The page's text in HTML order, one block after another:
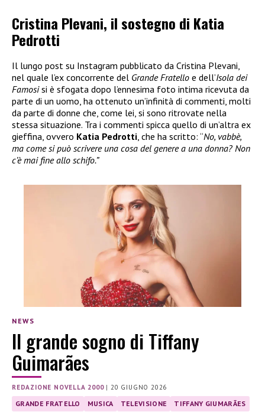
Cristina Plevani, il sostegno di Katia
Pedrotti
Il lungo post su Instagram pubblicato da Cristina Plevani,
nel quale l’ex concorrente del Grande Fratello e dell’Isola dei
Famosisi è sfogata dopo l’ennesima foto intima ricevuta da
parte di un uomo, ha ottenuto un’infinità di commenti, molti
da parte di donne che, come lei, si sono ritrovate nella
stessa situazione. Tra i commenti spicca quello di un’altra ex
gieffina, ovvero Katia Pedrotti, che ha scritto: “No, vabbè,
ma come si può scrivere una cosa del genere a una donna? Non
c’è mai fine allo schifo.”
NEWS
Il grande sogno di Tiffany
Guimarães
REDAZIONE NOVELLA 2000|20 GIUGNO 2026
GRANDE FRATELLO MUSICA TELEVISIONE TIFFANY GIUMARÃES